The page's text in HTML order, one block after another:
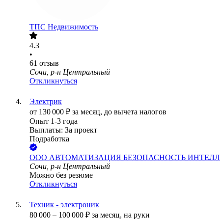
ТПС Недвижимость
4.3
•
61 отзыв
Сочи, р-н Центральный
Откликнуться
Электрик
от 130 000 ₽ за месяц, до вычета налогов
Опыт 1-3 года
Выплаты: За проект
Подработка
ООО АВТОМАТИЗАЦИЯ БЕЗОПАСНОСТЬ
Сочи, р-н Центральный
Можно без резюме
Откликнуться
Техник - электроник
80 000 – 100 000 ₽ за месяц, на руки